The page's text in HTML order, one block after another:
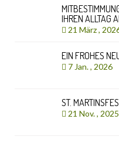
IHREN ALLTAG
21 März ,
EIN FROHES
7 Jan. , 2026
ST.
21 Nov. , 2025